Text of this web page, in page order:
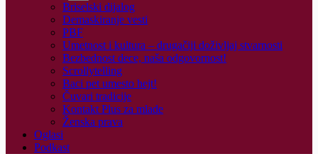
Briselski dijalog
Demaskiranje vesti
PBF
Umetnost i kultura – drugačiji doživljaj stvarnosti
Bezbednost dece, naša odgovornost!
Scrollytelling
Baci pet umesto hejt!
Čuvari tradicije
Kontakt Plus za mlade
Ženska prava
Oglasi
Podkast